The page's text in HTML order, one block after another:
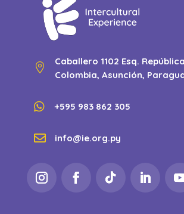

Caballero 1102 Esq.
Colombia, Asunción,
 +595 983 862 305
 info@ie.org.py